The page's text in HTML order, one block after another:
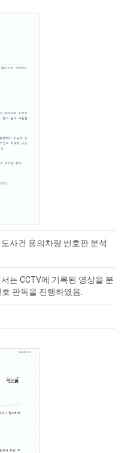
사건 용의차량 번호판 분석
는 CCTV에 기록된 영상을 분
판독을 진행하였음.